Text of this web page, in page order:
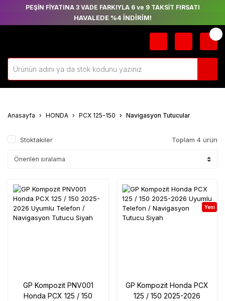
PEŞİN FİYATINA 3 VADE FARKIYLA 6 ve 9 TAKSİT FIRSATI
HAVALEDE %4 İNDİRİM!
Anasayfa HONDA PCX 125-150 Navigasyon Tutucular
Stoktakiler Toplam 4 ürün
GP Kompozit PNV001
Honda PCX 125 / 150
Yeni
GP Kompozit Honda PCX
125 / 150 2025-2026